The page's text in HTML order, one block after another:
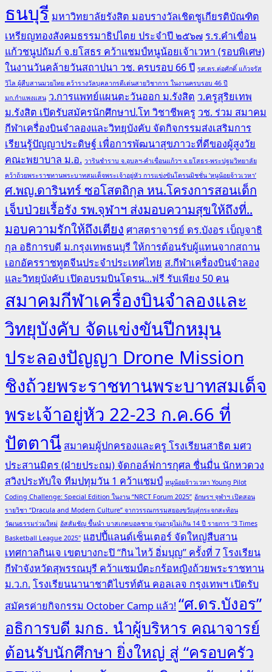
ธนบุรี มหาวิทยาลัยรังสิต มอบรางวัลเชิดชูเกียรติบัณฑิต
เหรียญทองสังคมธรรมาธิปไตย ประจำปี ๒๕๖๗ ร.ร.คำเขื่อน
แก้วชนูปถัมภ์ จ.ยโสธร คว้าแชมป์หนูน้อยเจ้าเวหา (รอบพิเศษ)
ในงานวันคล้ายวันสถาปนา วช. ครบรอบ 66 ปี รศ.ดร.ต่อศักดิ์ แก้วจรัส
วิไล ผู้สืบสานมวยไทย คว้ารางวัลบุคลากรดีเด่นสายวิชาการ ในงานครบรอบ 46 ปี
มก.กำแพงแสน ว.การแพทย์แผนตะวันออก ม.รังสิต ว.ครูสุริยเทพ
ม.รังสิต เปิดรับสมัครนักศึกษาป.โท วิชาชีพครู วช. ร่วม สมาคม
กีฬาเครื่องบินจำลองและวิทยุบังคับ จัดกิจกรรมส่งเสริมการ
เรียนรู้ปัญญาประดิษฐ์ เพื่อการพัฒนาสุขภาวะที่ดีของผู้สูงวัย
คณะพยาบาล ม.อ. วารินชำราบ จ.อุบลฯ-คำเขื่อนแก้วฯ จ.ยโสธร-พระปฐมวิทยาลัย
คว้าถ้วยพระราชทานพระบาทสมเด็จพระเจ้าอยู่หัว การแข่งขันโดรนมิชชั่น ‘หนูน้อยจ้าวเวหา’
ศ.พญ.ดารินทร์ ซอโสตถิกุล หน.โครงการสอนเด็ก
เจ็บป่วยเรื้อรัง รพ.จุฬาฯ ส่งมอบความสุขให้ถึงที่..
มอบความรักให้ถึงเตียง ศาสตราจารย์ ดร.บังอร เบ็ญจาธิ
กุล อธิการบดี ม.กรุงเทพธนบุรี ให้การต้อนรับผู้แทนจากสถาน
เอกอัครราชทูตจีนประจำประเทศไทย ส.กีฬาเครื่องบินจำลอง
และวิทยุบังคับ เปิดอบรมบินโดรน...ฟรี รับเพียง 50 คน
สมาคมกีฬาเครื่องบินจำลองและ
วิทยุบังคับ จัดแข่งขันปีกหมุน
ประลองปัญญา Drone Mission
ชิงถ้วยพระราชทานพระบาทสมเด็จ
พระเจ้าอยู่หัว 22-23 ก.ค.66 ที่
ปัตตานี สมาคมผู้ปกครองและครู โรงเรียนสาธิต มศว
ประสานมิตร (ฝ่ายประถม) จัดกอล์ฟการกุศล ชื่นมื่น นักหวดวง
สวิงประทับใจ ทีมปทุมวัน 1 คว้าแชมป์ หนูน้อยจ้าวเวหา Young Pilot
Coding Challenge: Special Edition ในงาน “NRCT Forum 2025” อักษรฯ จุฬาฯ เปิดสอน
รายวิชา “Dracula and Modern Culture” จากวรรณกรรมสยองขวัญสู่กระจกสะท้อน
วัฒนธรรมร่วมใหม่ อัสสัมชัญ ขึ้นนำ บาสเกตบอลชาย รุ่นอายุไม่เกิน 14 ปี รายการ "3 Times
Basketball League 2025" แฮปปี้แลนด์เซ็นเตอร์ จัดใหญ่สืบสาน
เทศกาลกินเจ เขตบางกะปิ “กิน ไหว้ อิ่มบุญ” ครั้งที่ 7โรงเรียน
กีฬาจังหวัดสุพรรณบุรี คว้าแชมป์ตะกร้อหญิงถ้วยพระราชทาน
ม.ว.ก.โรงเรียนนานาชาติไบรท์ตัน คอลเลจ กรุงเทพฯ เปิดรับ
สมัครค่ายกิจกรรม October Camp แล้ว!“ศ.ดร.บังอร”
อธิการบดี มกธ. นำผู้บริหาร คณาจารย์
ต้อนรับนักศึกษา ยิ่งใหญ่ สู่ “ครอบครัว